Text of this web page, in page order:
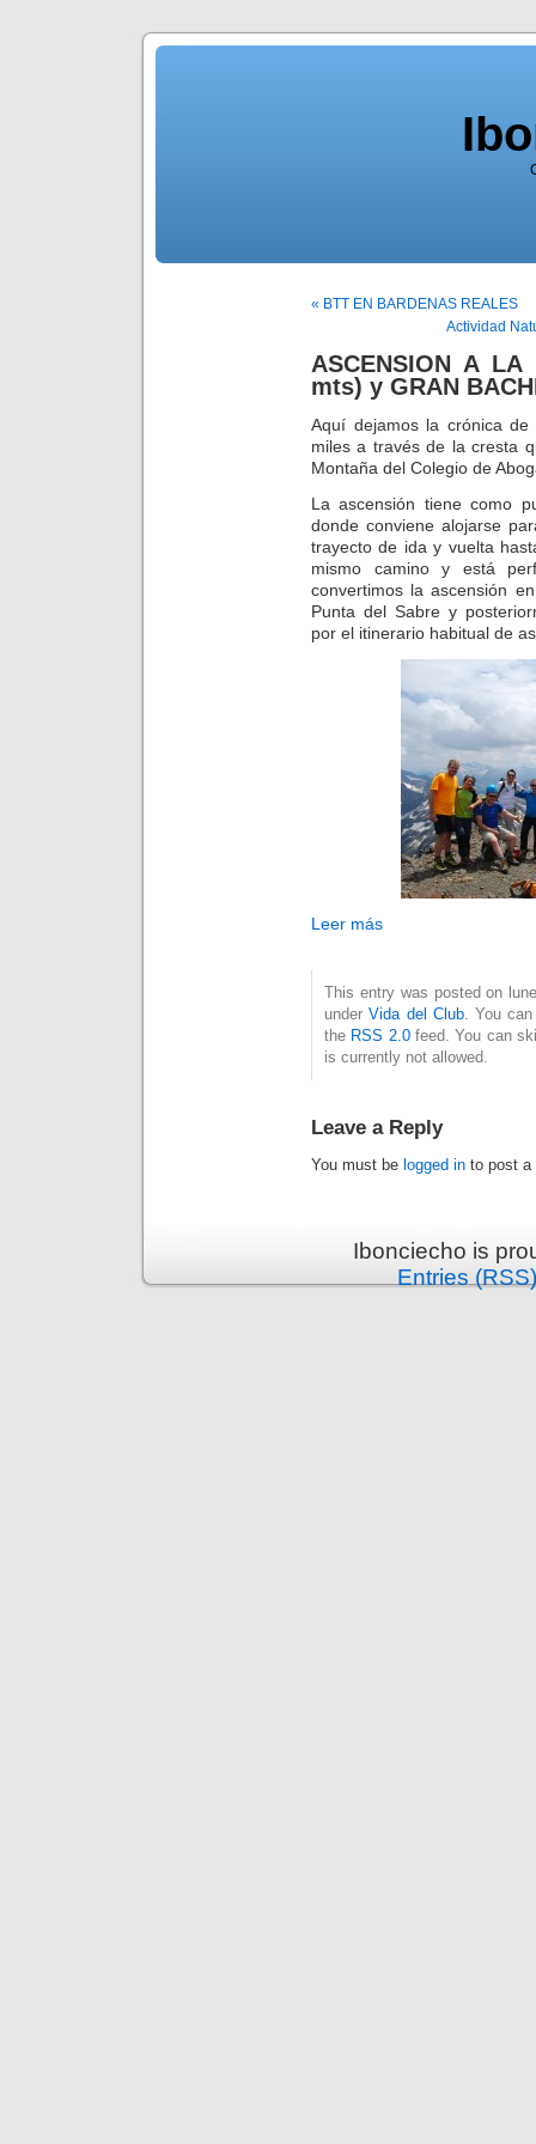
« BTT EN BARDENAS REALES
Actividad
ASCENSION A LA
mts) y GRAN
Aquí dejamos la crónica
miles a través de la cresta
Montaña del Colegio de
La ascensión tiene como
donde conviene alojarse
trayecto de ida y vuelta
mismo camino y está
convertimos la ascensión
Punta del Sabre y
por el itinerario habitual de
Leer más
This entry was posted on
underVida del Club. You
the RSS 2.0feed. You can
is currently not allowed.
Leave a Reply
You must be logged in to post a
Ibonciecho is
Entries (RSS)